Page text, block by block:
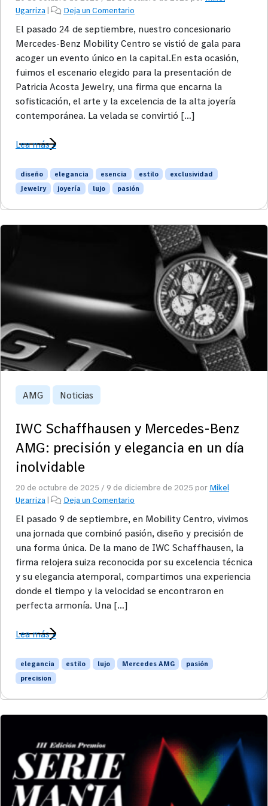
Ugarriza| Deja un Comentario
El pasado 24 de septiembre, nuestro concesionario
Mercedes-Benz Mobility Centro se vistió de gala para
acoger un evento único en la capital.En esta ocasión,
fuimos el escenario elegido para la presentación de
Patricia Acosta Jewelry, una firma que encarna la
sofisticación, el arte y la excelencia de la alta joyería
contemporánea. La velada se convirtió […]
Lea más »
diseño elegancia esencia estilo
exclusividad
Jewelry
joyería lujo pasión
AMG Noticias
IWC Schaffhausen y Mercedes-Benz
AMG: precisión y elegancia en un día
inolvidable
20 de octubre de 2025 / 9 de diciembre de 2025 por Mikel
Ugarriza| Deja un Comentario
El pasado 9 de septiembre, en Mobility Centro, vivimos
una jornada que combinó pasión, diseño y precisión de
una forma única. De la mano de IWC Schaffhausen, la
firma relojera suiza reconocida por su excelencia técnica
y su elegancia atemporal, compartimos una experiencia
donde el tiempo y la velocidad se encontraron en
perfecta armonía. Una […]
Lea más »
elegancia estilo lujo Mercedes AMG
pasión
precision